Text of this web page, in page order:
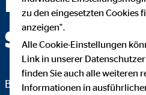
Bezirksdirektor für die OVB
zu den eingesetzten Cookies
anzeigen".
Alle Cookie-Einstellungen
Link in unserer
finden Sie auch alle weiteren
Informationen in